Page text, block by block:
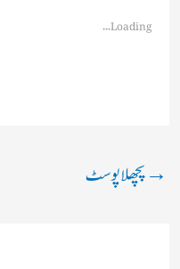
Loading...
→پچھلا پوسٹ